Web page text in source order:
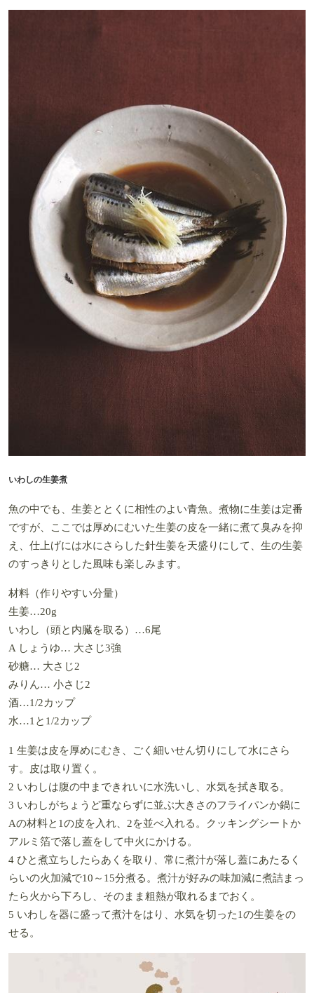
いわしの生姜煮
魚の中でも、生姜ととくに相性のよい青魚。煮物に生姜は定番
ですが、ここでは厚めにむいた生姜の皮を一緒に煮て臭みを抑
え、仕上げには水にさらした針生姜を天盛りにして、生の生姜
のすっきりとした風味も楽しみます。
材料（作りやすい分量）
生姜…20g
いわし（頭と内臓を取る）…6尾
A しょうゆ… 大さじ3強
砂糖… 大さじ2
みりん… 小さじ2
酒…1/2カップ
水…1と1/2カップ
1 生姜は皮を厚めにむき、ごく細いせん切りにして水にさら
す。皮は取り置く。
2 いわしは腹の中まできれいに水洗いし、水気を拭き取る。
3 いわしがちょうど重ならずに並ぶ大きさのフライパンか鍋に
Aの材料と1の皮を入れ、2を並べ入れる。クッキングシートか
アルミ箔で落し蓋をして中火にかける。
4 ひと煮立ちしたらあくを取り、常に煮汁が落し蓋にあたるく
らいの火加減で10～15分煮る。煮汁が好みの味加減に煮詰まっ
たら火から下ろし、そのまま粗熱が取れるまでおく。
5 いわしを器に盛って煮汁をはり、水気を切った1の生姜をの
せる。